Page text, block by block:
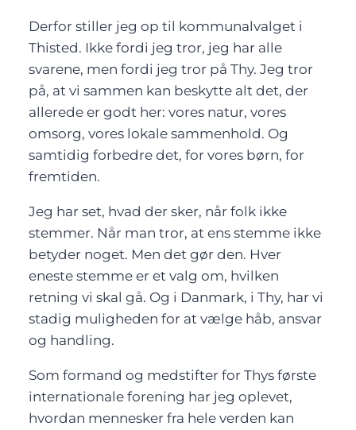
Derfor stiller jeg op til kommunalvalget i
Thisted. Ikke fordi jeg tror, jeg har alle
svarene, men fordi jeg tror på Thy. Jeg tror
på, at vi sammen kan beskytte alt det, der
allerede er godt her: vores natur, vores
omsorg, vores lokale sammenhold. Og
samtidig forbedre det, for vores børn, for
fremtiden.
Jeg har set, hvad der sker, når folk ikke
stemmer. Når man tror, at ens stemme ikke
betyder noget. Men det gør den. Hver
eneste stemme er et valg om, hvilken
retning vi skal gå. Og i Danmark, i Thy, har vi
stadig muligheden for at vælge håb, ansvar
og handling.
Som formand og medstifter for Thys første
internationale forening har jeg oplevet,
hvordan mennesker fra hele verden kan